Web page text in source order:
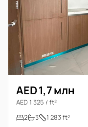
AED 1,7 млн
AED 1 325 / ft²
2
3 1 283 ft²